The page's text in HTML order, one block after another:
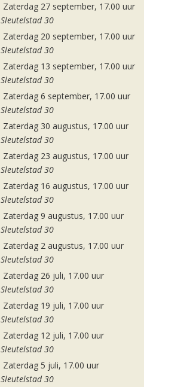
Zaterdag 27 september, 17.00 uur
Sleutelstad 30
Zaterdag 20 september, 17.00 uur
Sleutelstad 30
Zaterdag 13 september, 17.00 uur
Sleutelstad 30
Zaterdag 6 september, 17.00 uur
Sleutelstad 30
Zaterdag 30 augustus, 17.00 uur
Sleutelstad 30
Zaterdag 23 augustus, 17.00 uur
Sleutelstad 30
Zaterdag 16 augustus, 17.00 uur
Sleutelstad 30
Zaterdag 9 augustus, 17.00 uur
Sleutelstad 30
Zaterdag 2 augustus, 17.00 uur
Sleutelstad 30
Zaterdag 26 juli, 17.00 uur
Sleutelstad 30
Zaterdag 19 juli, 17.00 uur
Sleutelstad 30
Zaterdag 12 juli, 17.00 uur
Sleutelstad 30
Zaterdag 5 juli, 17.00 uur
Sleutelstad 30